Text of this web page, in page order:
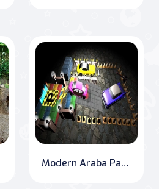
Modern Araba Park Etme Oyunu 3D